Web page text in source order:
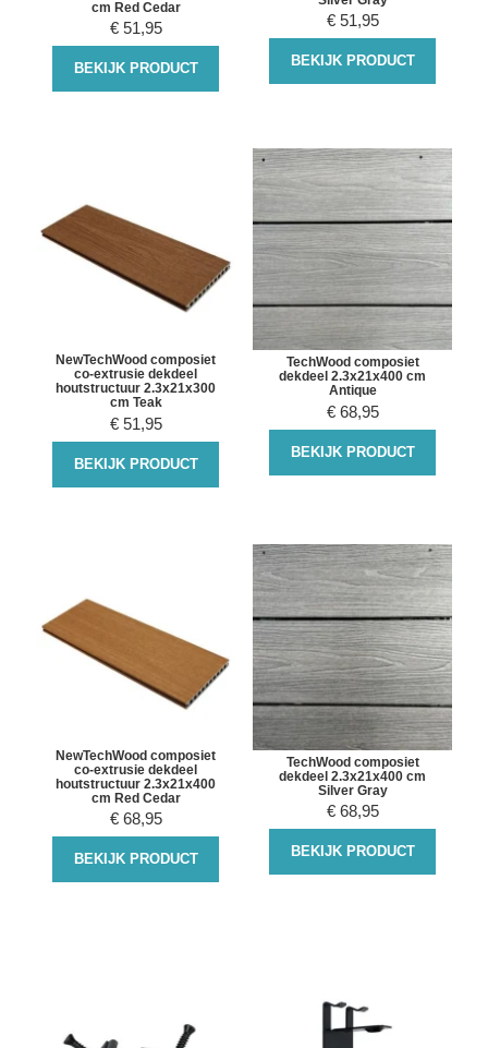
cm Red Cedar
€ 51,95
BEKIJK PRODUCT
€ 51,95
BEKIJK PRODUCT
NewTechWood composiet
co-extrusie dekdeel
houtstructuur 2.3x21x300
cm Teak
€ 51,95
BEKIJK PRODUCT
TechWood composiet
dekdeel 2.3x21x400 cm
Antique
€ 68,95
BEKIJK PRODUCT
NewTechWood composiet
co-extrusie dekdeel
houtstructuur 2.3x21x400
cm Red Cedar
€ 68,95
BEKIJK PRODUCT
TechWood composiet
dekdeel 2.3x21x400 cm
Silver Gray
€ 68,95
BEKIJK PRODUCT